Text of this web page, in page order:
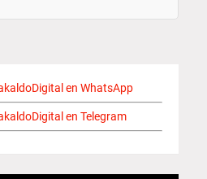
en WhatsApp
en Telegram